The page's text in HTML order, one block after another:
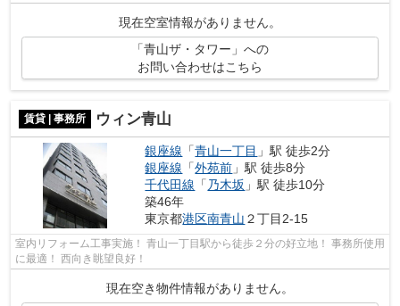
現在空室情報がありません。
「青山ザ・タワー」への
お問い合わせはこちら
賃貸 | 事務所 ウィン青山
銀座線 「青山一丁目 」駅 徒歩2分
銀座線 「外苑前 」駅 徒歩8分
千代田線 「 乃木坂 」駅 徒歩10分
築46年
東京都港区南青山 ２丁目2-15
室内リフォーム工事実施！ 青山一丁目駅から徒歩２分の好立地！ 事務所使用
に最適！ 西向き眺望良好！
現在空き物件情報がありません。